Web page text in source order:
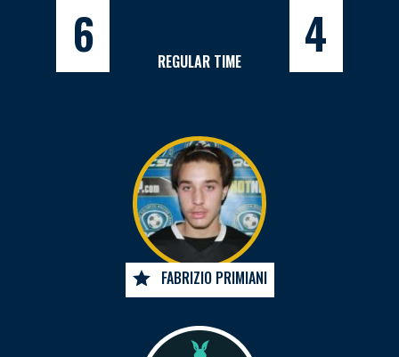
6 REGULAR TIME 4
FABRIZIO PRIMIANI